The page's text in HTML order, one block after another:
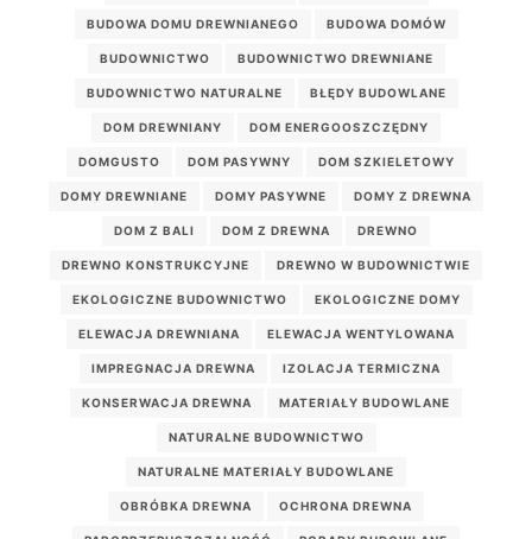
BUDOWA DOMU DREWNIANEGO BUDOWA DOMÓW
BUDOWNICTWO BUDOWNICTWO DREWNIANE
BUDOWNICTWO NATURALNE BŁĘDY BUDOWLANE
DOM DREWNIANY DOM ENERGOOSZCZĘDNY
DOMGUSTO DOM PASYWNY DOM SZKIELETOWY
DOMY DREWNIANE DOMY PASYWNE DOMY Z DREWNA
DOM Z BALI DOM Z DREWNA DREWNO
DREWNO KONSTRUKCYJNE DREWNO W BUDOWNICTWIE
EKOLOGICZNE BUDOWNICTWO EKOLOGICZNE DOMY
ELEWACJA DREWNIANA ELEWACJA WENTYLOWANA
IMPREGNACJA DREWNA IZOLACJA TERMICZNA
KONSERWACJA DREWNA MATERIAŁY BUDOWLANE
NATURALNE BUDOWNICTWO
NATURALNE MATERIAŁY BUDOWLANE
OBRÓBKA DREWNA OCHRONA DREWNA